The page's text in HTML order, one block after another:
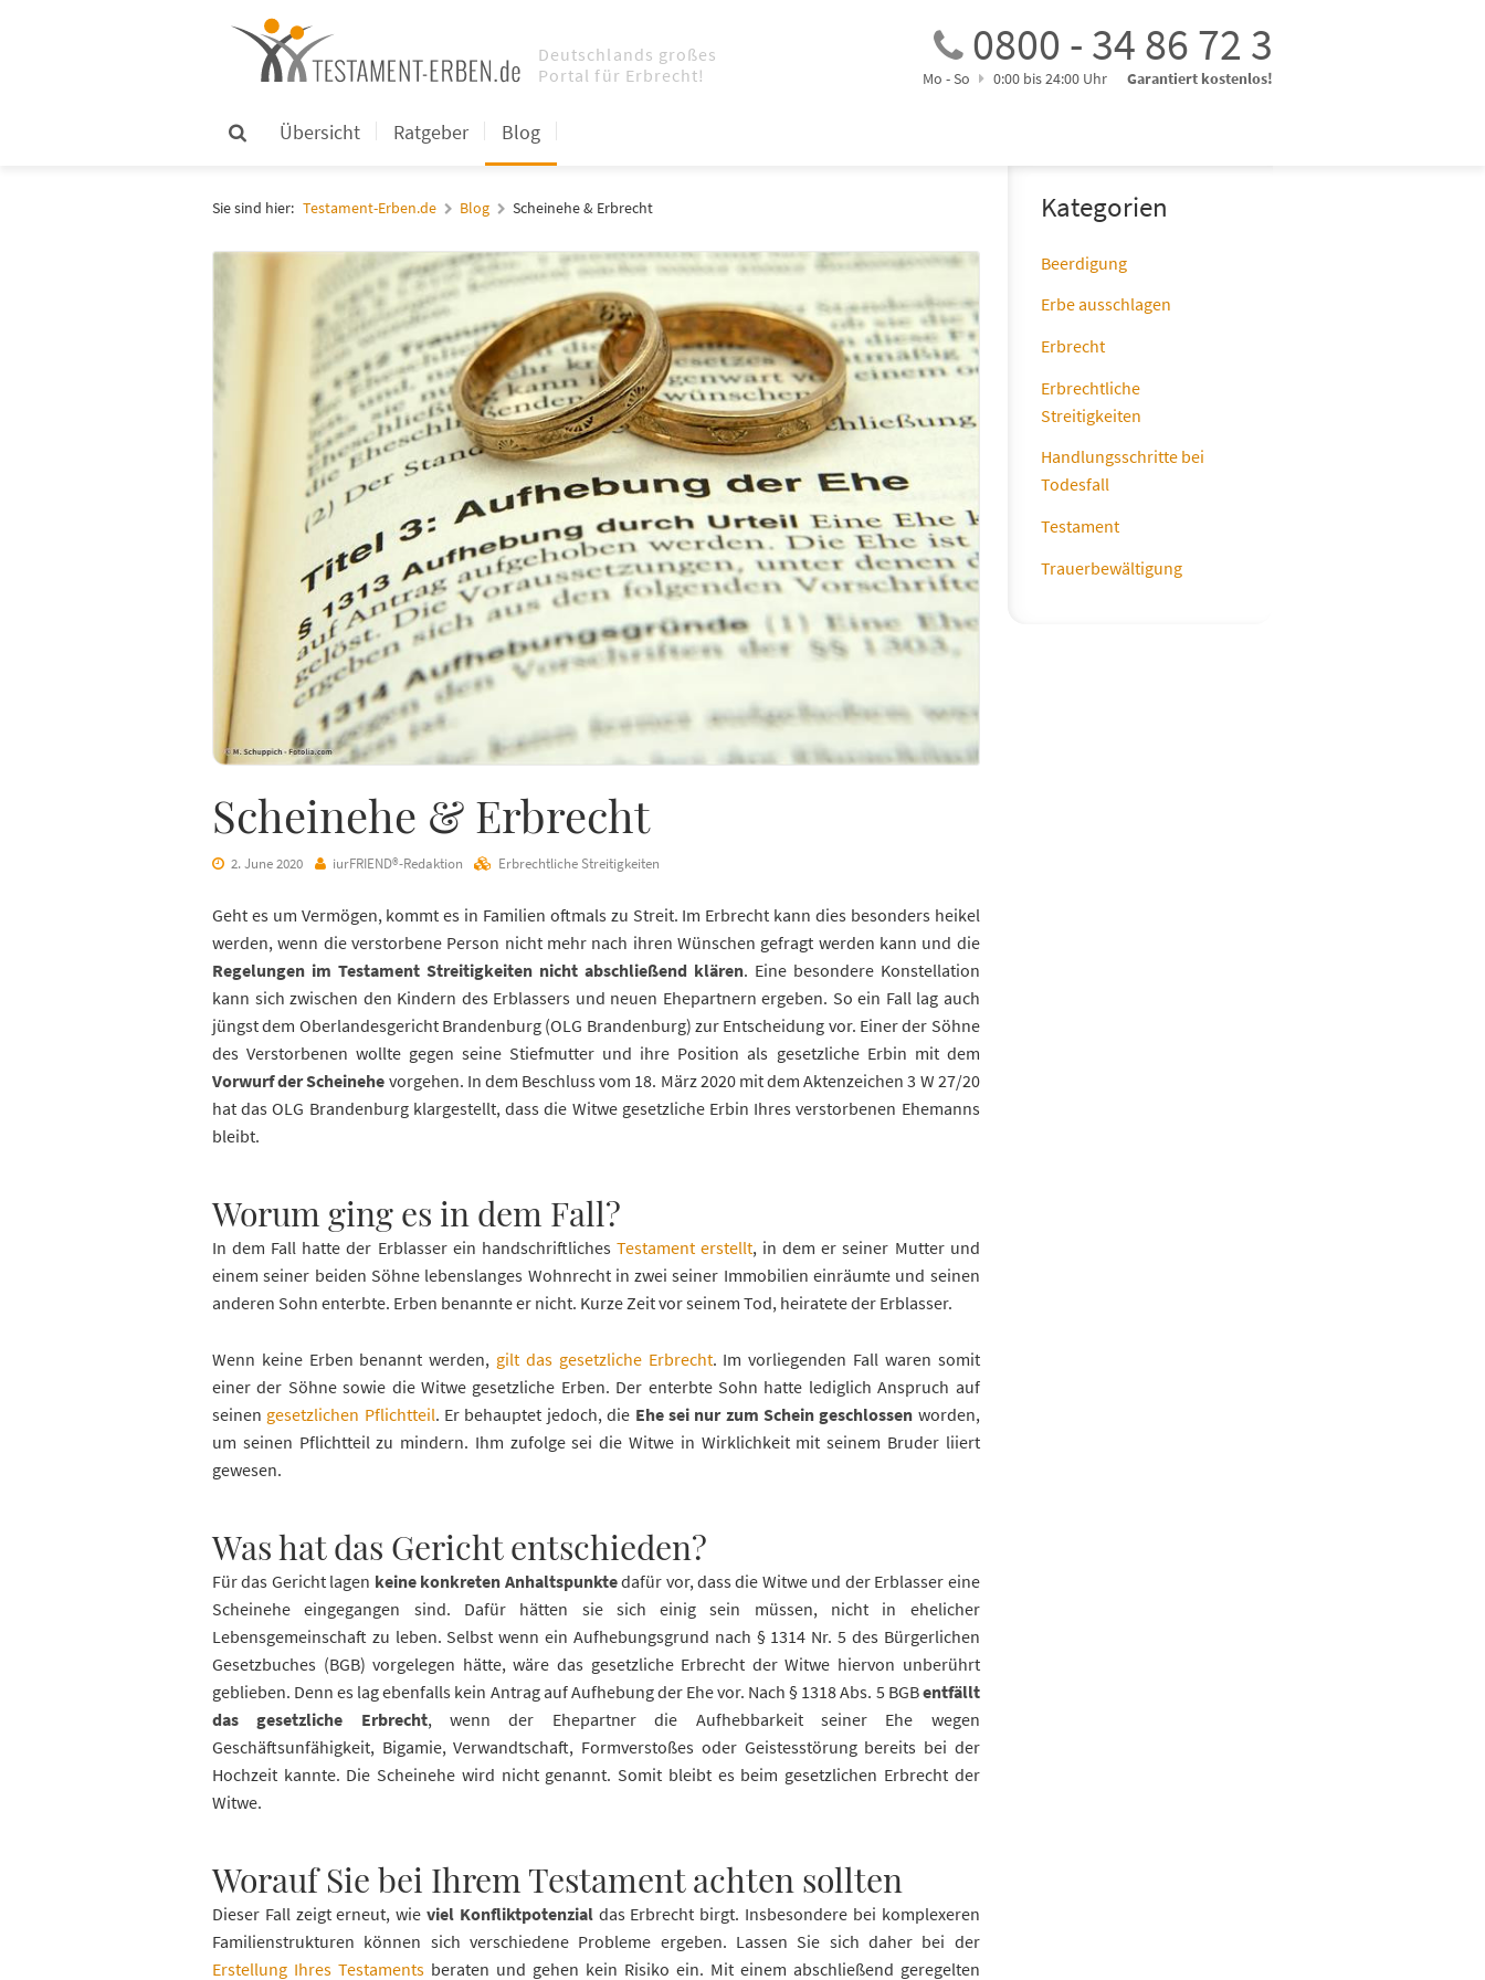
0800 - 34 86 72 3
Mo - So 0:00 bis 24:00 Uhr Garantiert kostenlos!
Übersicht Ratgeber Blog
Sie sind hier: Testament-Erben.de Blog Scheinehe & Erbrecht
Scheinehe & Erbrecht
2. June 2020 iurFRIEND®-Redaktion Erbrechtliche Streitigkeiten
Geht es um Vermögen, kommt es in Familien oftmals zu Streit. Im Erbrecht kann dies besonders heikel
werden, wenn die verstorbene Person nicht mehr nach ihren Wünschen gefragt werden kann und die
Regelungen im Testament Streitigkeiten nicht abschließend klären. Eine besondere Konstellation
kann sich zwischen den Kindern des Erblassers und neuen Ehepartnern ergeben. So ein Fall lag auch
jüngst dem Oberlandesgericht Brandenburg (OLG Brandenburg) zur Entscheidung vor. Einer der Söhne
des Verstorbenen wollte gegen seine Stiefmutter und ihre Position als gesetzliche Erbin mit dem
Vorwurf der Scheinehe vorgehen. In dem Beschluss vom 18. März 2020 mit dem Aktenzeichen 3 W 27/20
hat das OLG Brandenburg klargestellt, dass die Witwe gesetzliche Erbin Ihres verstorbenen Ehemanns
bleibt.
Worum ging es in dem Fall?
In dem Fall hatte der Erblasser ein handschriftliches Testament erstellt, in dem er seiner Mutter und
einem seiner beiden Söhne lebenslanges Wohnrecht in zwei seiner Immobilien einräumte und seinen
anderen Sohn enterbte. Erben benannte er nicht. Kurze Zeit vor seinem Tod, heiratete der Erblasser.
Wenn keine Erben benannt werden, gilt das gesetzliche Erbrecht. Im vorliegenden Fall waren somit
einer der Söhne sowie die Witwe gesetzliche Erben. Der enterbte Sohn hatte lediglich Anspruch auf
seinen gesetzlichen Pflichtteil. Er behauptet jedoch, die Ehe sei nur zum Schein geschlossen worden,
um seinen Pflichtteil zu mindern. Ihm zufolge sei die Witwe in Wirklichkeit mit seinem Bruder liiert
gewesen.
Was hat das Gericht entschieden?
Für das Gericht lagen keine konkreten Anhaltspunktedafür vor, dass die Witwe und der Erblasser eine
Scheinehe eingegangen sind. Dafür hätten sie sich einig sein müssen, nicht in ehelicher
Lebensgemeinschaft zu leben. Selbst wenn ein Aufhebungsgrund nach § 1314 Nr. 5 des Bürgerlichen
Gesetzbuches (BGB) vorgelegen hätte, wäre das gesetzliche Erbrecht der Witwe hiervon unberührt
geblieben. Denn es lag ebenfalls kein Antrag auf Aufhebung der Ehe vor. Nach § 1318 Abs. 5 BGBentfällt
das gesetzliche Erbrecht, wenn der Ehepartner die Aufhebbarkeit seiner Ehe wegen
Geschäftsunfähigkeit, Bigamie, Verwandtschaft, Formverstoßes oder Geistesstörung bereits bei der
Hochzeit kannte. Die Scheinehe wird nicht genannt. Somit bleibt es beim gesetzlichen Erbrecht der
Witwe.
Worauf Sie bei Ihrem Testament achten sollten
Dieser Fall zeigt erneut, wieviel Konfliktpotenzial das Erbrecht birgt. Insbesondere bei komplexeren
Familienstrukturen können sich verschiedene Probleme ergeben. Lassen Sie sich daher bei der
Erstellung Ihres Testaments beraten und gehen kein Risiko ein. Mit einem abschließend geregelten
Kategorien
Beerdigung
Erbe ausschlagen
Erbrecht
Erbrechtliche
Streitigkeiten
Handlungsschritte bei
Todesfall
Testament
Trauerbewältigung